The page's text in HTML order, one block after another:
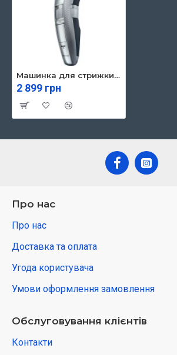
Машинка для стрижки Panasonic ER-GC71-S520
2 899 грн
Про нас
Про нас
Доставка та оплата
Угода користувача
Умови оформлення замовлення
Обслуговування клієнтів
Контакти